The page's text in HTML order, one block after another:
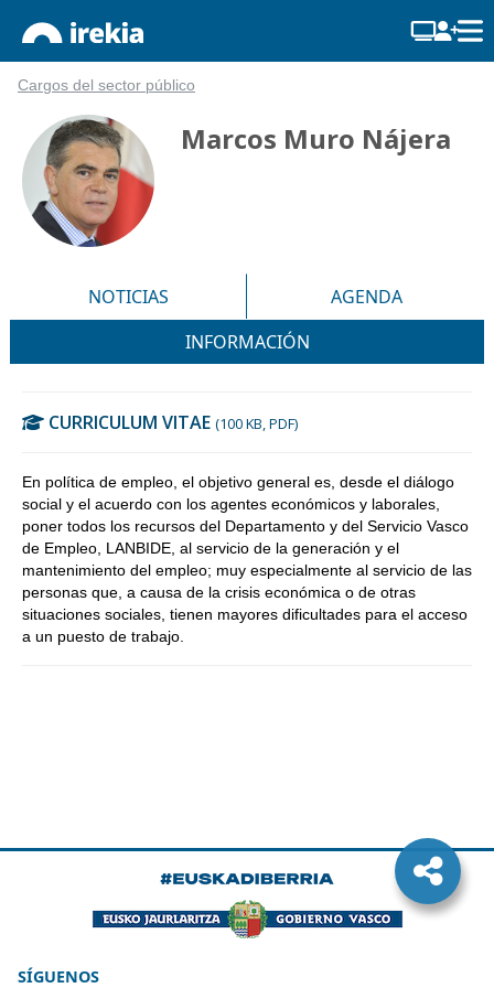
Cargos del sector público
Marcos Muro Nájera
NOTICIAS
AGENDA
INFORMACIÓN
CURRICULUM VITAE (100 KB, PDF)
En política de empleo, el objetivo general es, desde el diálogo
social y el acuerdo con los agentes económicos y laborales,
poner todos los recursos del Departamento y del Servicio Vasco
de Empleo, LANBIDE, al servicio de la generación y el
mantenimiento del empleo; muy especialmente al servicio de las
personas que, a causa de la crisis económica o de otras
situaciones sociales, tienen mayores dificultades para el acceso
a un puesto de trabajo.
SÍGUENOS